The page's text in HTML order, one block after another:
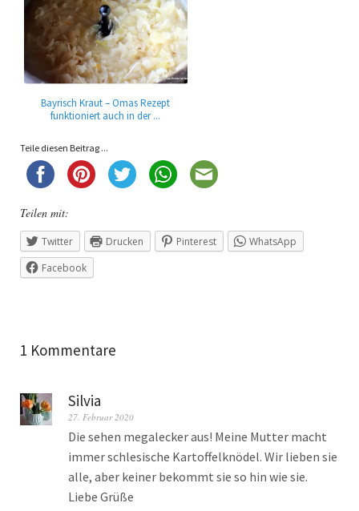
Bayrisch Kraut – Omas Rezept
funktioniert auch in der ...
Teile diesen Beitrag ...
Teilen mit:
Twitter Drucken Pinterest
WhatsApp
Facebook
1 Kommentare
Silvia
27. Februar 2020
Die sehen megalecker aus! Meine Mutter macht
immer schlesische Kartoffelknödel. Wir lieben sie
alle, aber keiner bekommt sie so hin wie sie.
Liebe Grüße